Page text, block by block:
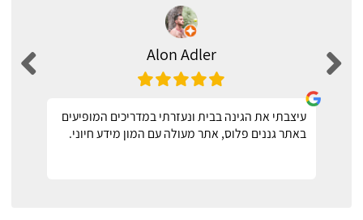
Alon Adler
עיצבתי את הגינה בבית ונעזרתי במדריכים המופיעים
באתר גננים פלוס, אתר מעולה עם המון מידע חיוני.